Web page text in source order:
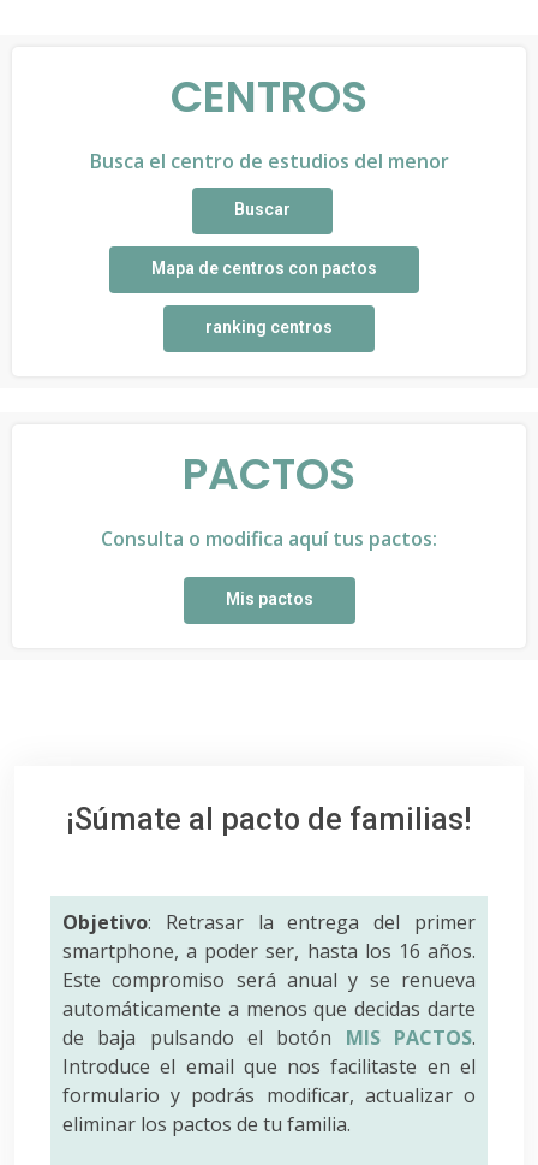
CENTROS
Busca el centro de estudios del menor
Buscar
Mapa de centros con pactos
ranking centros
PACTOS
Consulta o modifica aquí tus pactos:
Mis pactos
¡Súmate al pacto de familias!
Objetivo: Retrasar la entrega del primer
smartphone, a poder ser, hasta los 16 años.
Este compromiso será anual y se renueva
automáticamente a menos que decidas darte
de baja pulsando el botón MIS PACTOS.
Introduce el email que nos facilitaste en el
formulario y podrás modificar, actualizar o
eliminar los pactos de tu familia.